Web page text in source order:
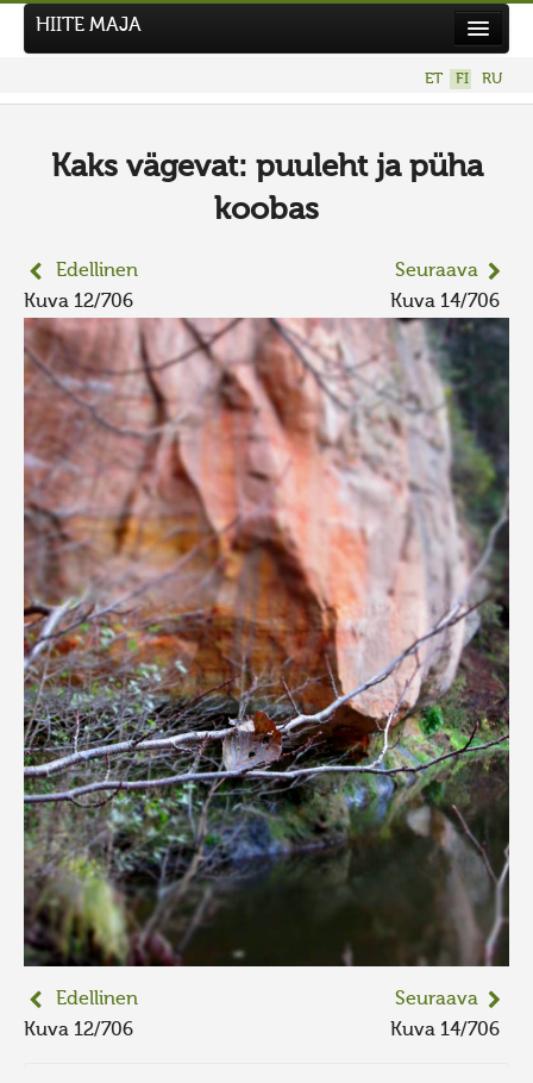
UUSI KUVAKILPAILU
Hiite kuvavõistlus 2026
HIITE MAJA
ET FI RU
Kaks vägevat: puuleht ja püha
koobas
Edellinen
Kuva 12/706
Seuraava
Kuva 14/706
Edellinen
Kuva 12/706
Seuraava
Kuva 14/706